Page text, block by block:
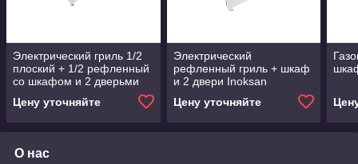
Электрический гриль 1/2
плоский + 1/2 рефленный
со шкафом и 2 дверьми
Цену уточняйте
Электрический
рефленный гриль + шкаф
и 2 двери Inoksan
Цену уточняйте
О нас